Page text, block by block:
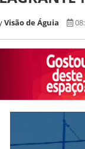
Visão de Águia